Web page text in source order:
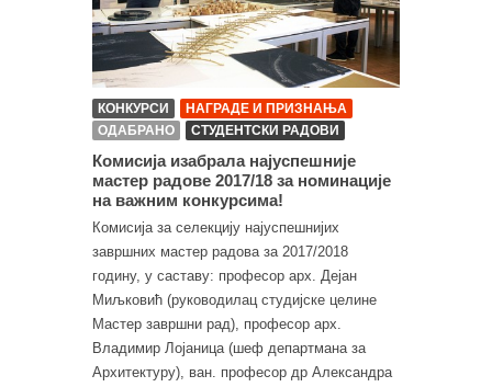
КОНКУРСИ
НАГРАДЕ И ПРИЗНАЊА
ОДАБРАНО
СТУДЕНТСКИ РАДОВИ
Комисија изабрала најуспешније
мастер радове 2017/18 за номинације
на важним конкурсима!
Комисија за селекцију најуспешнијих
завршних мастер радова за 2017/2018
годину, у саставу: професор арх. Дејан
Миљковић (руководилац студијске целине
Мастер завршни рад), професор арх.
Владимир Лојаница (шеф департмана за
Архитектуру), ван. професор др Александра